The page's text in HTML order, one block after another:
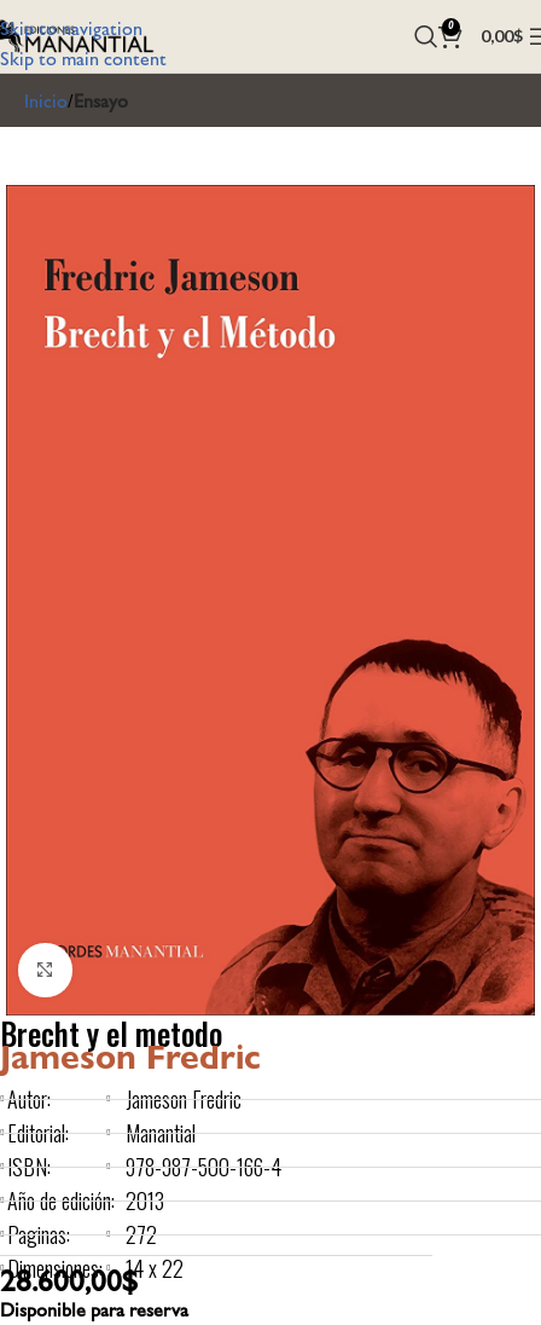
Skip to navigation
Skip to main content
0 0,00$
Inicio Ensayo
Click to enlarge
Brecht y el metodo
Jameson Fredric
Autor:
Editorial:
ISBN:
Año de edición:
Paginas:
Dimensiones:
Jameson Fredric
Manantial
978-987-500-166-4
2013
272
14 x 22
28.600,00$
Disponible para reserva